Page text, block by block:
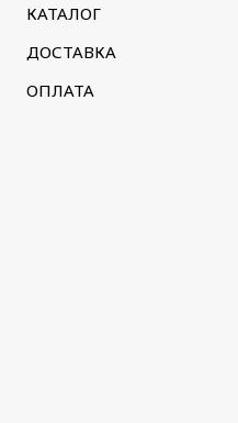
КАТАЛОГ
ДОСТАВКА
ОПЛАТА